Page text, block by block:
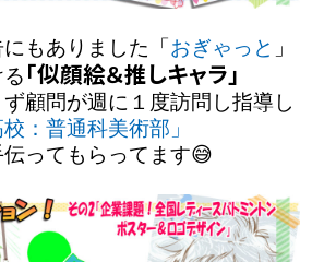
もありました「おぎゃっと 」
「似顔絵＆推しキャラ」
顧問が週に１度訪問し指導し
校：普通科美術部」
ってもらってます😅